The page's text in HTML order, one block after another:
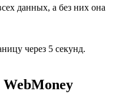
данных, а без них она
через 5 секунд.